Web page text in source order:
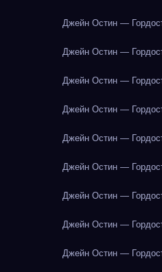
Джейн Остин —
Джейн Остин —
Джейн Остин —
Джейн Остин —
Джейн Остин —
Джейн Остин —
Джейн Остин —
Джейн Остин —
Джейн Остин —